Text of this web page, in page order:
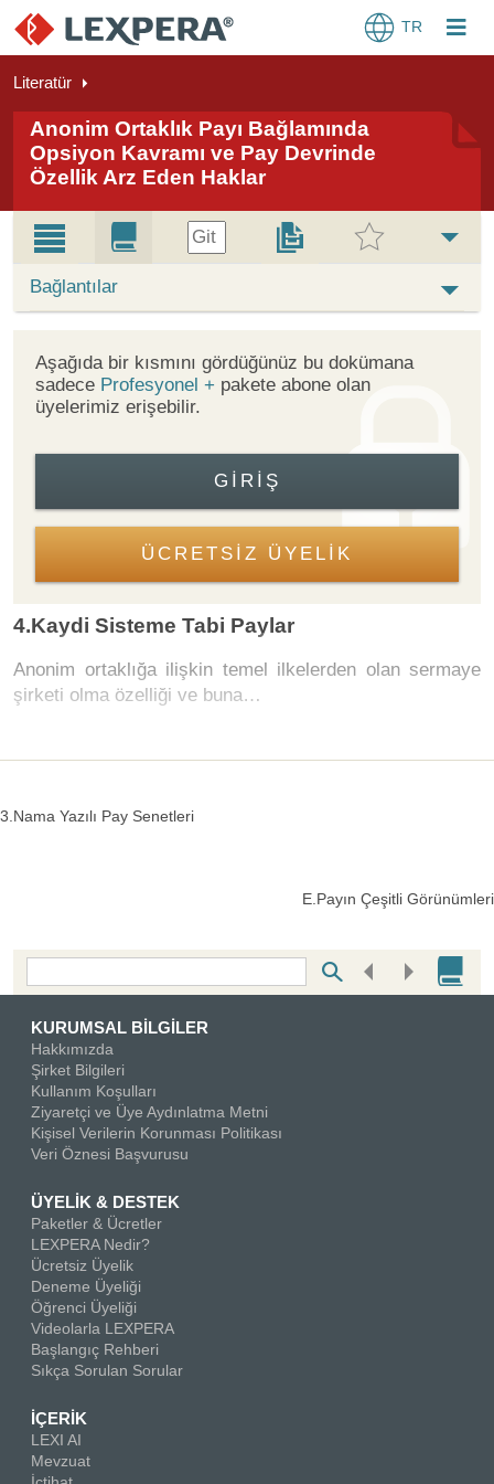
TR
Literatür
Anonim Ortaklık Payı Bağlamında
Opsiyon Kavramı ve Pay Devrinde
Özellik Arz Eden Haklar
Git
Bağlantılar
Aşağıda bir kısmını gördüğünüz bu dokümana
sadece Profesyonel + pakete abone olan
üyelerimiz erişebilir.
GIRIŞ
ÜCRETSİZ ÜYELİK
4.Kaydi Sisteme Tabi Paylar
Anonim ortaklığa ilişkin temel ilkelerden olan sermaye
şirketi olma özelliği ve buna…
3.Nama Yazılı Pay Senetleri
E.Payın Çeşitli Görünümleri
Bottom Search Toolbar Highlight Text
KURUMSAL BİLGİLER
Hakkımızda
Şirket Bilgileri
Kullanım Koşulları
Ziyaretçi ve Üye Aydınlatma Metni
Kişisel Verilerin Korunması Politikası
Veri Öznesi Başvurusu
ÜYELİK & DESTEK
Paketler & Ücretler
LEXPERA Nedir?
Ücretsiz Üyelik
Deneme Üyeliği
Öğrenci Üyeliği
Videolarla LEXPERA
Başlangıç Rehberi
Sıkça Sorulan Sorular
İÇERİK
LEXI AI
Mevzuat